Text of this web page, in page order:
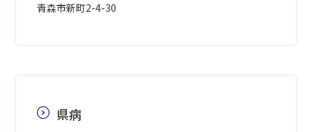
青森市新町2-4-30
県病